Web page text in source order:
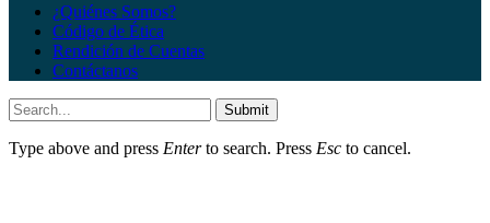
¿Quiénes Somos?
Código de Ética
Rendición de Cuentas
Contáctanos
Submit
Type above and press Enterto search. Press Esc to cancel.